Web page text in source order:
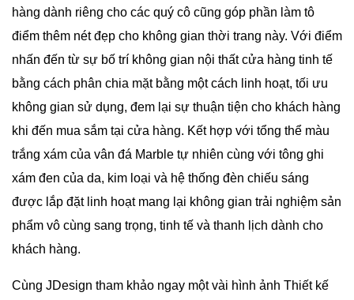
hàng dành riêng cho các quý cô cũng góp phần làm tô
điểm thêm nét đẹp cho không gian thời trang này. Với điểm
nhấn đến từ sự bố trí không gian nội thất cửa hàng tinh tế
bằng cách phân chia mặt bằng một cách linh hoạt, tối ưu
không gian sử dụng, đem lại sự thuận tiện cho khách hàng
khi đến mua sắm tại cửa hàng. Kết hợp với tổng thể màu
trắng xám của vân đá Marble tự nhiên cùng với tông ghi
xám đen của da, kim loại và hệ thống đèn chiếu sáng
được lắp đặt linh hoạt mang lại không gian trải nghiệm sản
phẩm vô cùng sang trọng, tinh tế và thanh lịch dành cho
khách hàng.
Cùng JDesign tham khảo ngay một vài hình ảnh Thiết kế